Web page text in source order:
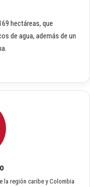
hectáreas, que
de agua, además de un
la región caribe y Colombia